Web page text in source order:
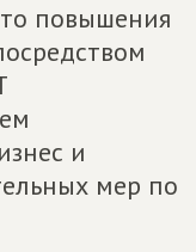
повышения
и
мер по